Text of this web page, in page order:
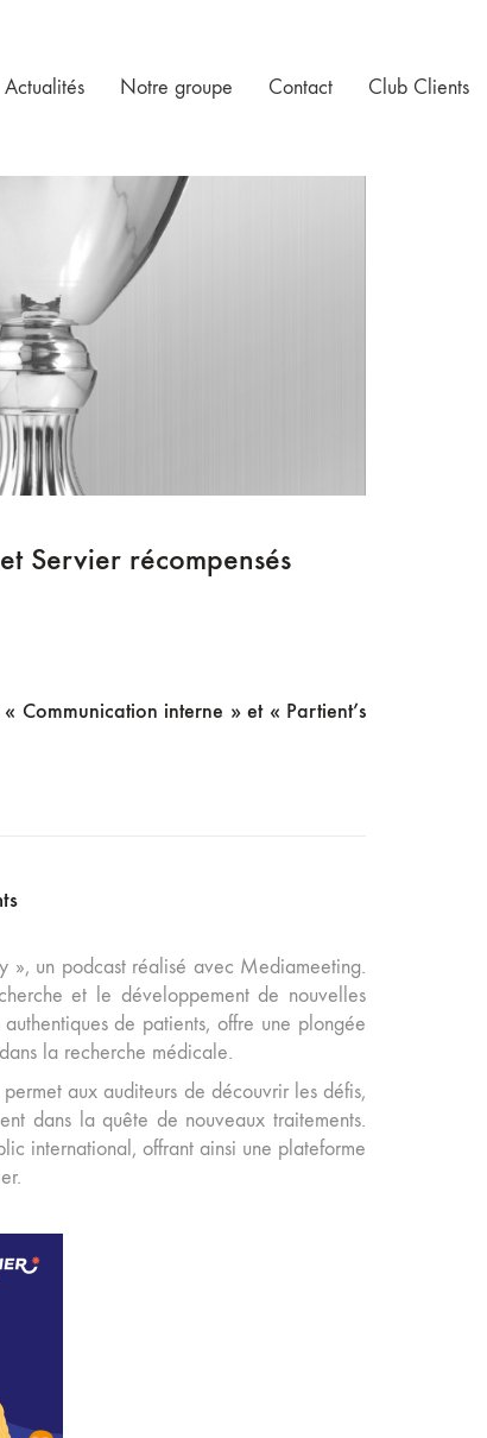
Actualités Notre groupe Contact Club Clients
Servier récompensés
Communication interne » et « Partient’s
», un podcast réalisé avec Mediameeting.
et le développement de nouvelles
de patients, offre une plongée
la recherche médicale.
aux auditeurs de découvrir les défis,
dans la quête de nouveaux traitements.
international, offrant ainsi une plateforme